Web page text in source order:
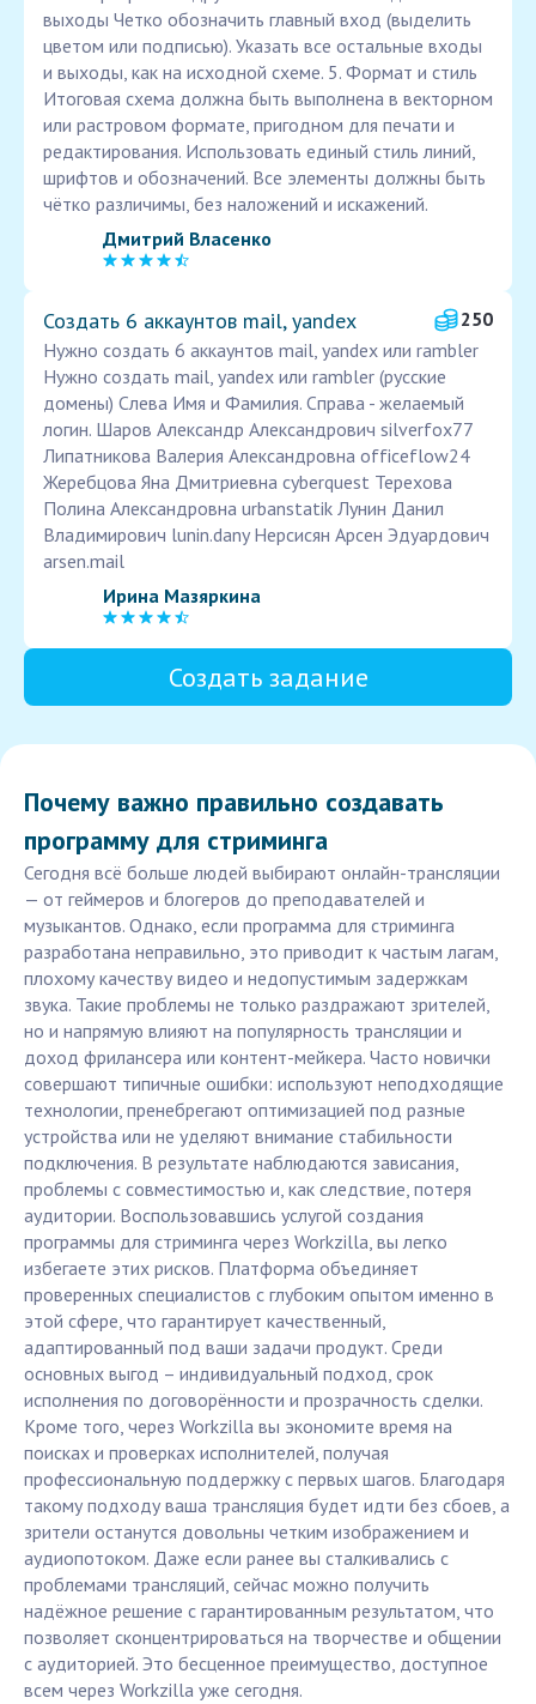
выходы Четко обозначить главный вход (выделить
цветом или подписью). Указать все остальные входы
и выходы, как на исходной схеме. 5. Формат и стиль
Итоговая схема должна быть выполнена в векторном
или растровом формате, пригодном для печати и
редактирования. Использовать единый стиль линий,
шрифтов и обозначений. Все элементы должны быть
чётко различимы, без наложений и искажений.
Дмитрий Власенко
Создать 6 аккаунтов mail, yandex
250
Нужно создать 6 аккаунтов mail, yandex или rambler
Нужно создать mail, yandex или rambler (русские
домены) Слева Имя и Фамилия. Справа - желаемый
логин. Шаров Александр Александрович silverfox77
Липатникова Валерия Александровна officeflow24
Жеребцова Яна Дмитриевна cyberquest Терехова
Полина Александровна urbanstatik Лунин Данил
Владимирович lunin.dany Нерсисян Арсен Эдуардович
arsen.mail
Ирина Мазяркина
Создать задание
Почему важно правильно создавать
программу для стриминга
Сегодня всё больше людей выбирают онлайн-трансляции
— от геймеров и блогеров до преподавателей и
музыкантов. Однако, если программа для стриминга
разработана неправильно, это приводит к частым лагам,
плохому качеству видео и недопустимым задержкам
звука. Такие проблемы не только раздражают зрителей,
но и напрямую влияют на популярность трансляции и
доход фрилансера или контент-мейкера. Часто новички
совершают типичные ошибки: используют неподходящие
технологии, пренебрегают оптимизацией под разные
устройства или не уделяют внимание стабильности
подключения. В результате наблюдаются зависания,
проблемы с совместимостью и, как следствие, потеря
аудитории. Воспользовавшись услугой создания
программы для стриминга через Workzilla, вы легко
избегаете этих рисков. Платформа объединяет
проверенных специалистов с глубоким опытом именно в
этой сфере, что гарантирует качественный,
адаптированный под ваши задачи продукт. Среди
основных выгод – индивидуальный подход, срок
исполнения по договорённости и прозрачность сделки.
Кроме того, через Workzilla вы экономите время на
поисках и проверках исполнителей, получая
профессиональную поддержку с первых шагов. Благодаря
такому подходу ваша трансляция будет идти без сбоев, а
зрители останутся довольны четким изображением и
аудиопотоком. Даже если ранее вы сталкивались с
проблемами трансляций, сейчас можно получить
надёжное решение с гарантированным результатом, что
позволяет сконцентрироваться на творчестве и общении
с аудиторией. Это бесценное преимущество, доступное
всем через Workzilla уже сегодня.